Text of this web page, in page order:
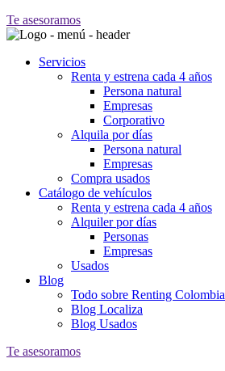
Te asesoramos
Servicios
Renta y estrena cada 4 años
Persona natural
Empresas
Corporativo
Alquila por días
Persona natural
Empresas
Compra usados
Catálogo de vehículos
Renta y estrena cada 4 años
Alquiler por días
Personas
Empresas
Usados
Blog
Todo sobre Renting Colombia
Blog Localiza
Blog Usados
Te asesoramos